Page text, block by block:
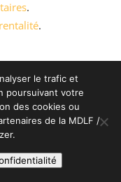
.
.
fort à la
et
des
Castro
le trafic et
poursuivant votre
des cookies ou
de la MDLF /